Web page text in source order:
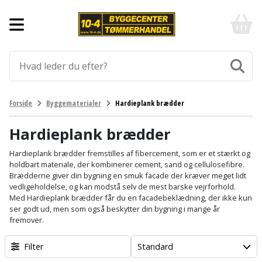
Aluprofiler
Armering
Befæstigelse
Bordplade
Byggeplader
Bygningsbeslag
Gulve
Fliser
og
klinker
Gulvtilbehør
Gulvunderlag
Gulvvarme
Laminatgulv
Værktøj
Afmærkning
Arbejdsbuk
Arbejdsvogn
Bærehåndtag
Båndstrammer
og
Elværktøj
Afkortersav
Afstandsmåler
Arbejdsbord
Arbejdslamper
og
Havemaskiner
Brændekløver
Buskrydder
Dykpumpe
Hus,
have
og
Affaldssortering
Maling
-
billigt
og
-
Klik
Forside Byggematerialer Hardieplank brædder
Hardieplank brædder
Hardieplank brædder fremstilles af fibercement, som er et stærkt og
holdbart materiale, der kombinerer cement, sand og cellulosefibre.
Brædderne giver din bygning en smuk facade der kræver meget lidt
vedligeholdelse, og kan modstå selv de mest barske vejrforhold.
Med Hardieplank brædder får du en facadebeklædning, der ikke kun
ser godt ud, men som også beskytter din bygning i mange år
fremover.
Filter Standard